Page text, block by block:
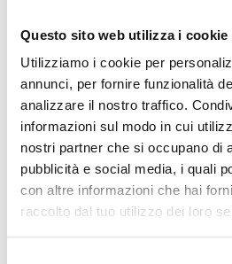
Questo sito web utilizza i cookie
Utilizziamo i cookie per
annunci, per fornire funzionalità
analizzare il nostro traffico.
informazioni sul modo in cui
nostri partner che si occupano di
pubblicità e social media, i quali
con altre informazioni che hai
raccolto dal tuo utilizzo dei loro
Gentili Clienti, comunichiamo che
dovuto sospendere il servizio di
dell’emergenza sanitaria
recapito. Si
LEGGI TUTTO »